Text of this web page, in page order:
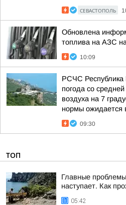
СЕВАСТОПОЛЬ
Обновлена
топлива на АЗС
10:09
РСЧС
погода со
воздуха на 7
нормы ожидается
09:30
ТОП
Главные
наступает. Как
05:42